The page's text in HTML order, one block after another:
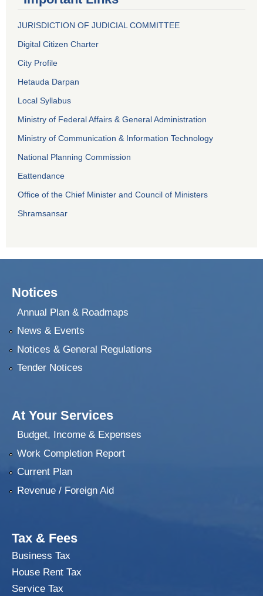
JURISDICTION OF JUDICIAL COMMITTEE
Digital Citizen Charter
City Profile
Hetauda Darpan
Local Syllabus
Ministry of Federal Affairs & General Administration
Ministry of Communication & Information Technology
National Planning Commission
Eattendance
Office of the Chief Minister and Council of Ministers
Shramsansar
Notices
Annual Plan & Roadmaps
News & Events
Notices & General Regulations
Tender Notices
At Your Services
Budget, Income & Expenses
Work Completion Report
Current Plan
Revenue / Foreign Aid
Tax & Fees
Business Tax
House Rent Tax
Service Tax